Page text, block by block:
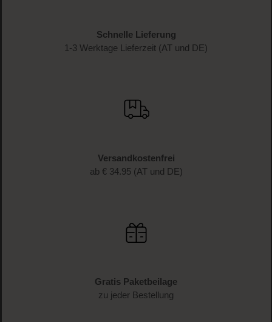
Schnelle Lieferung
1-3 Werktage Lieferzeit (AT und DE)
Versandkostenfrei
ab € 34.95 (AT und DE)
Gratis Paketbeilage
zu jeder Bestellung